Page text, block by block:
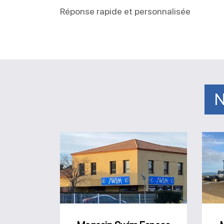
Réponse rapide et personnalisée
Magasin
Espace
Piscine
Caveirac